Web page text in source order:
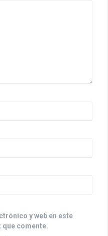
y web en este
que comente.